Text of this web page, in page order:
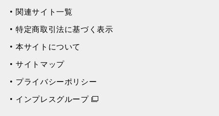
関連サイト一覧
特定商取引法に基づく表示
本サイトについて
サイトマップ
プライバシーポリシー
インプレスグループ